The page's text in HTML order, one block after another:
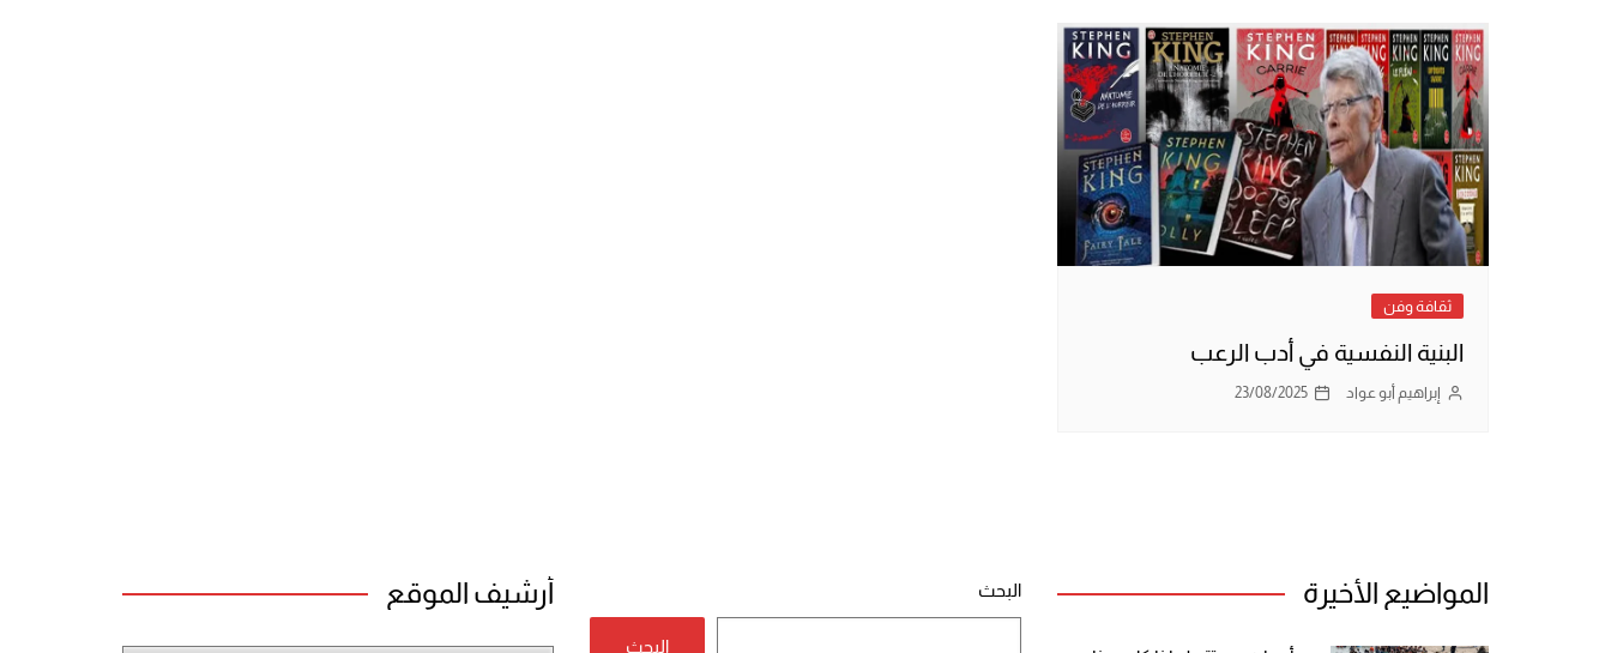
ثقافة وفن
البنية النفسية في أدب الرعب
إبراهيم أبو عواد 23/08/2025
المواضيع الأخيرة البحث
البحث
أرشيف الموقع